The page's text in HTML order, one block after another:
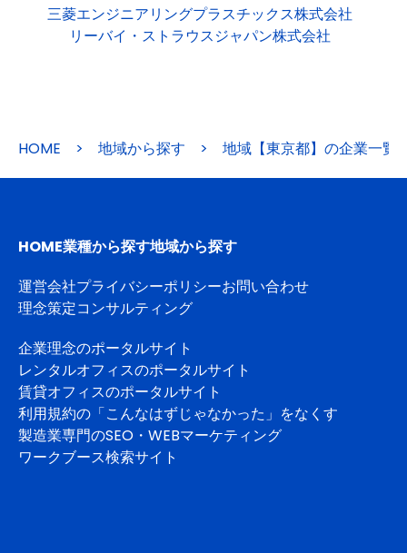
三菱エンジニアリングプラスチックス株式会社
リーバイ・ストラウスジャパン株式会社
HOME > 地域から探す > 地域【東京都】の企業一覧
HOME業種から探す地域から探す
運営会社プライバシーポリシーお問い合わせ
理念策定コンサルティング
企業理念のポータルサイト
レンタルオフィスのポータルサイト
賃貸オフィスのポータルサイト
利用規約の「こんなはずじゃなかった」をなくす
製造業専門のSEO・WEBマーケティング
ワークブース検索サイト